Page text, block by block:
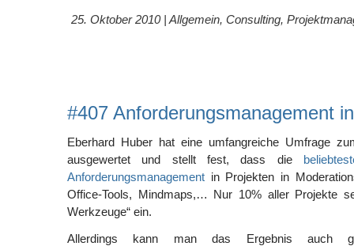
25. Oktober 2010 | Allgemein, Consulting,
#407 Anforderungsmanagement
Eberhard Huber hat eine umfangreiche Umfrage
ausgewertet und stellt fest, dass die
Anforderungsmanagement in Projekten in
Office-Tools, Mindmaps,… Nur 10% aller Projekte
Werkzeuge“ ein.
Allerdings kann man das Ergebnis auch